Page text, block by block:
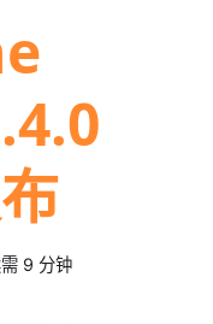
9 分钟